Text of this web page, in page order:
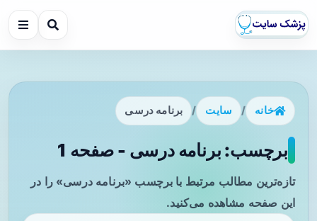
خانه / سایت / برنامه درسی
برچسب: برنامه درسی - صفحه 1
تازه‌ترین مطالب مرتبط با برچسب «برنامه درسی» را در
این صفحه مشاهده می‌کنید.